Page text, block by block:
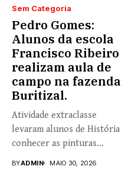
Sem Categoria
Pedro Gomes:
Alunos da escola
Francisco Ribeiro
realizam aula de
campo na fazenda
Buritizal.
Atividade extraclasse
levaram alunos de História
conhecer as pinturas
BYADMIN MAIO 30, 2026